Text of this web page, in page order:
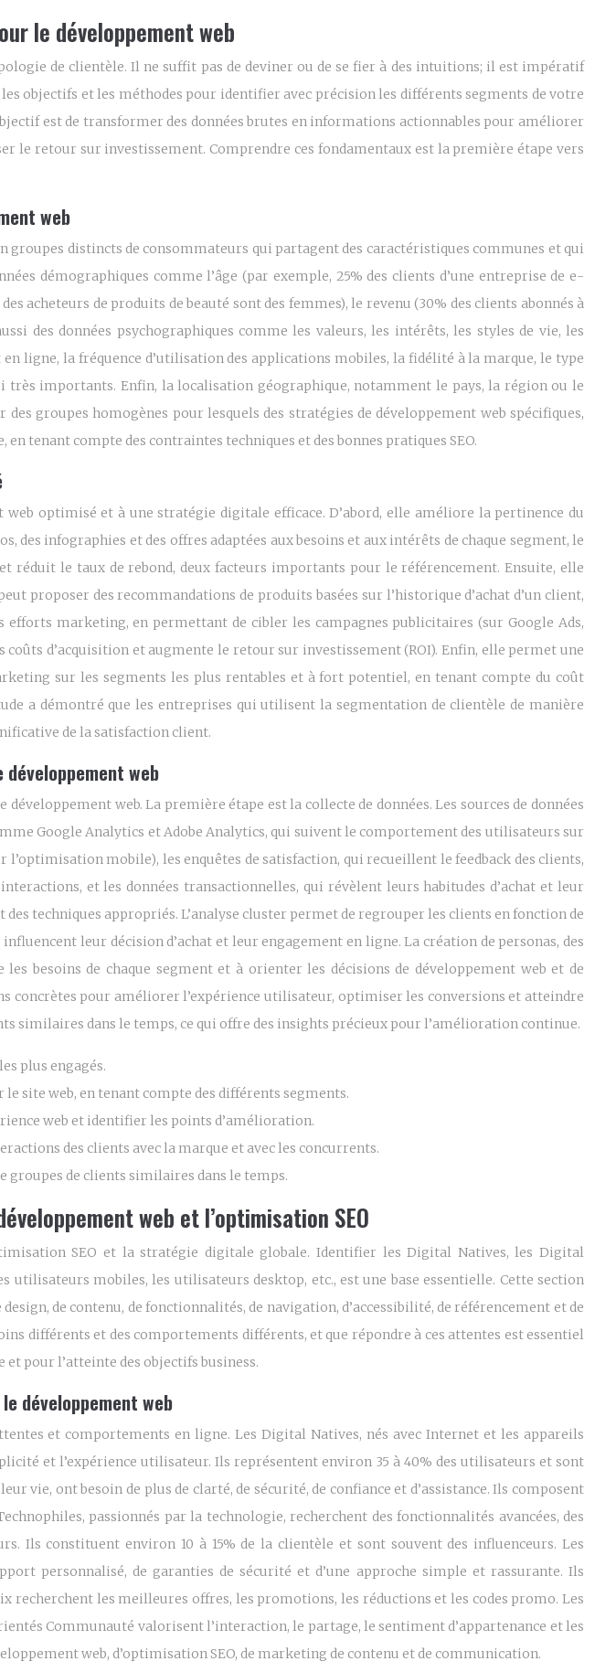
le développement web
de clientèle. Il ne suffit pas de deviner ou de se fier à des intuitions; il est impératif
objectifs et les méthodes pour identifier avec précision les différents segments de votre
est de transformer des données brutes en informations actionnables pour améliorer
retour sur investissement. Comprendre ces fondamentaux est la première étape vers
web
groupes distincts de consommateurs qui partagent des caractéristiques communes et qui
démographiques comme l’âge (par exemple, 25% des clients d’une entreprise de e-
acheteurs de produits de beauté sont des femmes), le revenu (30% des clients abonnés à
des données psychographiques comme les valeurs, les intérêts, les styles de vie, les
ligne, la fréquence d’utilisation des applications mobiles, la fidélité à la marque, le type
très importants. Enfin, la localisation géographique, notamment le pays, la région ou le
groupes homogènes pour lesquels des stratégies de développement web spécifiques,
tenant compte des contraintes techniques et des bonnes pratiques SEO.
optimisé et à une stratégie digitale efficace. D’abord, elle améliore la pertinence du
des infographies et des offres adaptées aux besoins et aux intérêts de chaque segment, le
le taux de rebond, deux facteurs importants pour le référencement. Ensuite, elle
proposer des recommandations de produits basées sur l’historique d’achat d’un client,
marketing, en permettant de cibler les campagnes publicitaires (sur Google Ads,
d’acquisition et augmente le retour sur investissement (ROI). Enfin, elle permet une
sur les segments les plus rentables et à fort potentiel, en tenant compte du coût
a démontré que les entreprises qui utilisent la segmentation de clientèle de manière
de la satisfaction client.
web
web. La première étape est la collecte de données. Les sources de données
Google Analytics et Adobe Analytics, qui suivent le comportement des utilisateurs sur
mobile), les enquêtes de satisfaction, qui recueillent le feedback des clients,
et les données transactionnelles, qui révèlent leurs habitudes d’achat et leur
techniques appropriés. L’analyse cluster permet de regrouper les clients en fonction de
leur décision d’achat et leur engagement en ligne. La création de personas, des
besoins de chaque segment et à orienter les décisions de développement web et de
concrètes pour améliorer l’expérience utilisateur, optimiser les conversions et atteindre
similaires dans le temps, ce qui offre des insights précieux pour l’amélioration continue.
plus engagés.
site web, en tenant compte des différents segments.
web et identifier les points d’amélioration.
des clients avec la marque et avec les concurrents.
groupes de clients similaires dans le temps.
web et l’optimisation SEO
SEO et la stratégie digitale globale. Identifier les Digital Natives, les Digital
mobiles, les utilisateurs desktop, etc., est une base essentielle. Cette section
de contenu, de fonctionnalités, de navigation, d’accessibilité, de référencement et de
différents et des comportements différents, et que répondre à ces attentes est essentiel
pour l’atteinte des objectifs business.
développement web
et comportements en ligne. Les Digital Natives, nés avec Internet et les appareils
et l’expérience utilisateur. Ils représentent environ 35 à 40% des utilisateurs et sont
vie, ont besoin de plus de clarté, de sécurité, de confiance et d’assistance. Ils composent
passionnés par la technologie, recherchent des fonctionnalités avancées, des
Ils constituent environ 10 à 15% de la clientèle et sont souvent des influenceurs. Les
personnalisé, de garanties de sécurité et d’une approche simple et rassurante. Ils
recherchent les meilleures offres, les promotions, les réductions et les codes promo. Les
Communauté valorisent l’interaction, le partage, le sentiment d’appartenance et les
web, d’optimisation SEO, de marketing de contenu et de communication.